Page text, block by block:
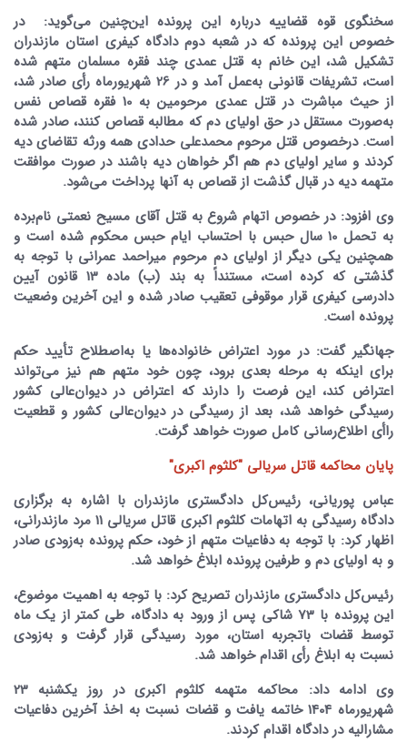
سخنگوی قوه قضاییه درباره این پرونده این‌چنین می‌گوید: در
خصوص این پرونده که در شعبه دوم دادگاه کیفری استان مازندران
تشکیل شد، این خانم به قتل عمدی چند فقره مسلمان متهم شده
است، تشریفات قانونی به‌عمل آمد و در 26 شهریورماه رأی صادر شد،
از حیث مباشرت در قتل عمدی مرحومین به 10 فقره قصاص نفس
به‌صورت مستقل در حق اولیای دم که مطالبه قصاص کنند، صادر شده
است. در‌خصوص قتل مرحوم محمدعلی حدادی همه ورثه تقاضای دیه
کردند و سایر اولیای دم هم اگر خواهان دیه باشند در صورت موافقت
متهمه دیه در قبال گذشت از قصاص به آنها پرداخت می‌شود.
وی افزود: در خصوص اتهام شروع به قتل آقای مسیح نعمتی نام‌برده
به تحمل 10 سال حبس با احتساب ایام حبس محکوم شده است و
همچنین یکی دیگر از اولیای دم مرحوم میراحمد عمرانی با توجه به
گذشتی که کرده است، مستنداً به بند (ب) ماده 13 قانون آیین
دادرسی کیفری قرار موقوفی تعقیب صادر شده و این آخرین وضعیت
پرونده است.
جهانگیر گفت: در مورد اعتراض خانواده‌ها یا به‌اصطلاح تأیید حکم
برای اینکه به مرحله بعدی برود، چون خود متهم هم نیز می‌تواند
اعتراض کند، این فرصت را دارند که اعتراض در دیوان‌عالی کشور
رسیدگی خواهد شد، بعد از رسیدگی در دیوان‌عالی کشور و قطعیت
راأی اطلاع‌رسانی کامل صورت خواهد گرفت.
‌پایان محاکمه قاتل سریالی "کلثوم اکبری"
‌عباس پوریانی، رئیس‌کل دادگستری مازندران با اشاره به برگزاری
دادگاه رسیدگی به اتهامات کلثوم اکبری قاتل سریالی 11 مرد مازندرانی،
اظهار کرد: با توجه به دفاعیات متهم از خود، حکم پرونده به‌زودی صادر
و به اولیای دم و طرفین پرونده ابلاغ خواهد شد.
رئیس‌کل دادگستری مازندران تصریح کرد: با توجه به اهمیت موضوع،
این پرونده با 73 شاکی پس از ورود به دادگاه، طی کمتر از یک ماه
توسط قضات باتجربه استان، مورد رسیدگی قرار گرفت و به‌زودی
نسبت به ابلاغ رأی اقدام خواهد شد.
وی ادامه داد: محاکمه متهمه کلثوم اکبری در روز یکشنبه 23
شهریورماه 1404 خاتمه یافت و قضات نسبت به اخذ آخرین دفاعیات
مشارالیه در دادگاه اقدام کردند.